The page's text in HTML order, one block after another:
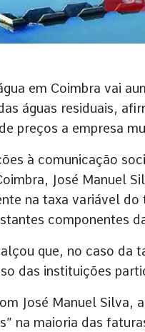
em Coimbra vai
águas residuais,
preços a empresa
à comunicação
José Manuel
na taxa variável
componentes
que, no caso da
das instituições
José Manuel Silva,
na maioria das